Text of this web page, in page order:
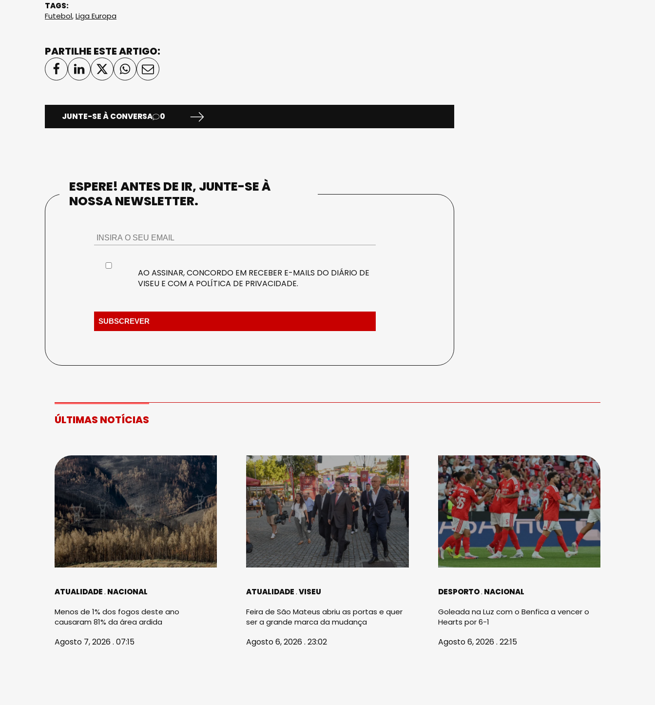
TAGS:
Futebol,Liga Europa
PARTILHE ESTE ARTIGO:
JUNTE-SE À CONVERSA 0
ESPERE! ANTES DE IR, JUNTE-SE À
NOSSA NEWSLETTER.
AO ASSINAR, CONCORDO EM RECEBER E-MAILS DO DIÁRIO DE
VISEU E COM A POLÍTICA DE PRIVACIDADE.
ÚLTIMAS NOTÍCIAS
ATUALIDADE NACIONAL
Menos de 1% dos fogos deste ano
causaram 81% da área ardida
Agosto 7, 2026 . 07:15
ATUALIDADE VISEU
Feira de São Mateus abriu as portas e quer
ser a grande marca da mudança
Agosto 6, 2026 . 23:02
DESPORTO NACIONAL
Goleada na Luz com o Benfica a vencer o
Hearts por 6-1
Agosto 6, 2026 . 22:15